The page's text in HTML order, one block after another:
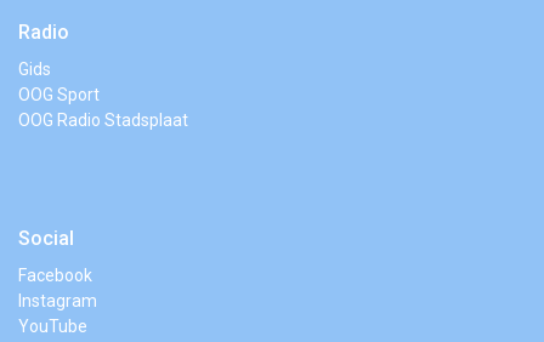
Radio
Gids
OOG Sport
OOG Radio Stadsplaat
Social
Facebook
Instagram
YouTube